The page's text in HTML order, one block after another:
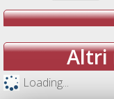
Altri
Loading...